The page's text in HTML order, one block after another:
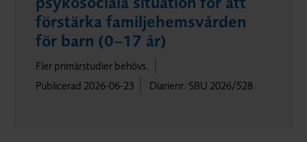
förstärka familjehemsvården
för barn (0–17 år)
Fler primärstudier behövs.
Publicerad 2026-06-23
Diarienr. SBU 2026/528